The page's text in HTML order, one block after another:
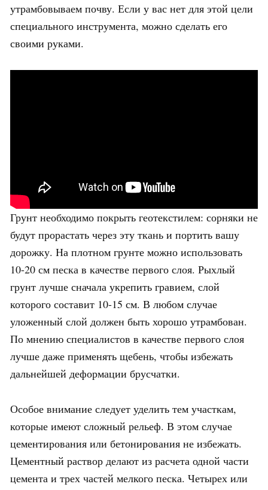
утрамбовываем почву. Если у вас нет для этой цели
специального инструмента, можно сделать его
своими руками.
Грунт необходимо покрыть геотекстилем: сорняки не
будут прорастать через эту ткань и портить вашу
дорожку. На плотном грунте можно использовать
10-20 см песка в качестве первого слоя. Рыхлый
грунт лучше сначала укрепить гравием, слой
которого составит 10-15 см. В любом случае
уложенный слой должен быть хорошо утрамбован.
По мнению специалистов в качестве первого слоя
лучше даже применять щебень, чтобы избежать
дальнейшей деформации брусчатки.
Особое внимание следует уделить тем участкам,
которые имеют сложный рельеф. В этом случае
цементирования или бетонирования не избежать.
Цементный раствор делают из расчета одной части
цемента и трех частей мелкого песка. Четырех или